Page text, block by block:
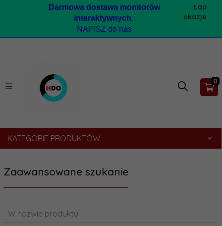
Darmowa dostawa monitorów
interaktywnych.
NAPISZ do nas
Łap
okazje
0
KATEGORIE PRODUKTÓW
Zaawansowane szukanie
W nazwie produktu: